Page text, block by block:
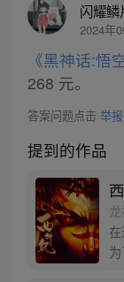
闪耀鳞
2024年
《黑神话:悟
268 元。
答案问题点击 举
提到的作品